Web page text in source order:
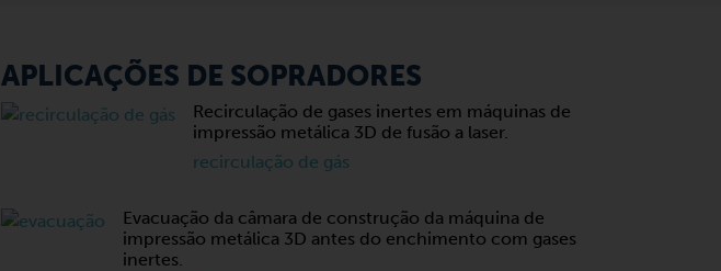
APLICAÇÕES DE SOPRADORES
Recirculação de gases inertes em máquinas de
impressão metálica 3D de fusão a laser.
recirculação de gás
Evacuação da câmara de construção da máquina de
impressão metálica 3D antes do enchimento com gases
inertes.